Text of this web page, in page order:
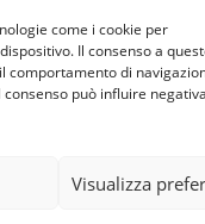
come i cookie per
Il consenso a
di
può influire
Visualizza